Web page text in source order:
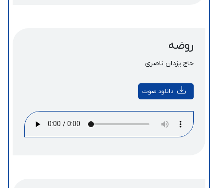
روضه
حاج یزدان ناصری
دانلود صوت